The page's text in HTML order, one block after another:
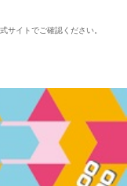
サイトでご確認ください。